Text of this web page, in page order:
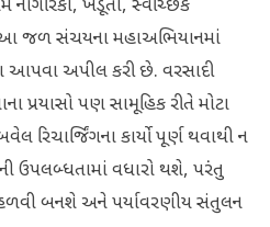
નાગરિકો, ખેડૂતો, સ્વૈચ્છિક
જળ સંચયના મહાઅભિયાનમાં
આપવા અપીલ કરી છે. વરસાદી
પ્રયાસો પણ સામૂહિક રીતે મોટા
રિચાર્જિંગના કાર્યો પૂર્ણ થવાથી ન
ઉપલબ્ધતામાં વધારો થશે, પરંતુ
બનશે અને પર્યાવરણીય સંતુલન